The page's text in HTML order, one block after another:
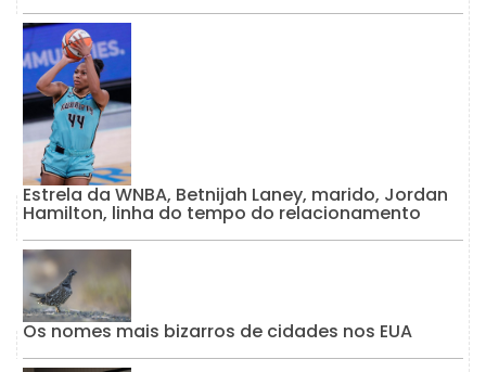
Estrela da WNBA, Betnijah Laney, marido, Jordan
Hamilton, linha do tempo do relacionamento
Os nomes mais bizarros de cidades nos EUA